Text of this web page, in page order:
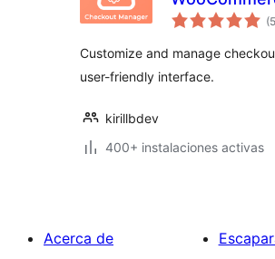
(5
Customize and manage
user-friendly interface.
kirillbdev
400+ instalaciones activas
Acerca de